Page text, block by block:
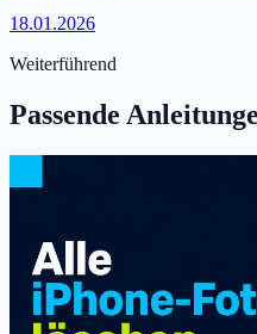
18.01.2026
Weiterführend
Passende